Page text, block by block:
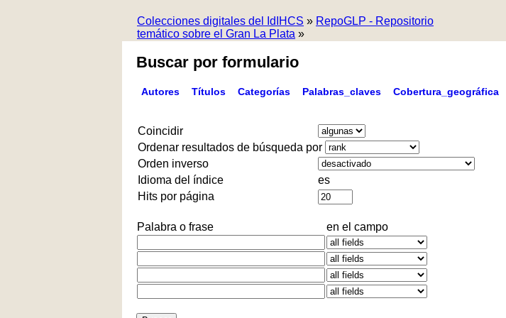
Colecciones digitales del IdIHCS » RepoGLP - Repositorio
temático sobre el Gran La Plata »
Buscar por formulario
Autores Títulos Categorías Palabras_claves Cobertura_geográfica
Coincidir
Ordenar resultados de búsqueda por
Orden inverso
Idioma del índice
es
Hits por página
Palabra o frase en el campo